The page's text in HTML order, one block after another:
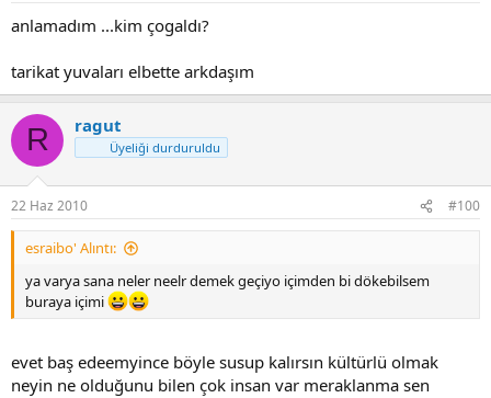
anlamadım ...kim çogaldı?
tarikat yuvaları elbette arkdaşım
R ragut
Üyeliği durduruldu
22 Haz 2010 #100
esraibo' Alıntı:
ya varya sana neler neelr demek geçiyo içimden bi dökebilsem
buraya içimi
evet baş edeemyince böyle susup kalırsın kültürlü olmak
neyin ne olduğunu bilen çok insan var meraklanma sen